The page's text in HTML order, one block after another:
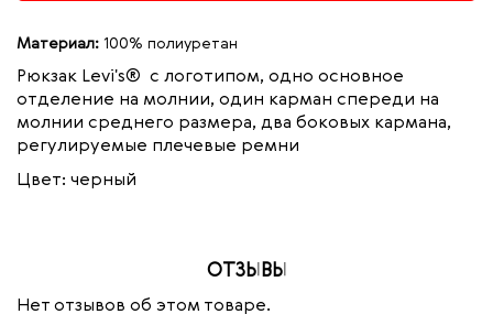
Материал: 100% полиуретан
Рюкзак Levi's® с логотипом, одно основное
отделение на молнии, один карман спереди на
молнии среднего размера, два боковых кармана,
регулируемые плечевые ремни
Цвет: черный
ОТЗЫВЫ
Нет отзывов об этом товаре.